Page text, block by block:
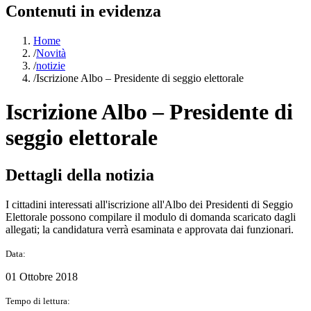
Contenuti in evidenza
Home
/Novità
/notizie
/Iscrizione Albo – Presidente di seggio elettorale
Iscrizione Albo – Presidente di
seggio elettorale
Dettagli della notizia
I cittadini interessati all'iscrizione all'Albo dei Presidenti di Seggio
Elettorale possono compilare il modulo di domanda scaricato dagli
allegati; la candidatura verrà esaminata e approvata dai funzionari.
Data:
01 Ottobre 2018
Tempo di lettura: